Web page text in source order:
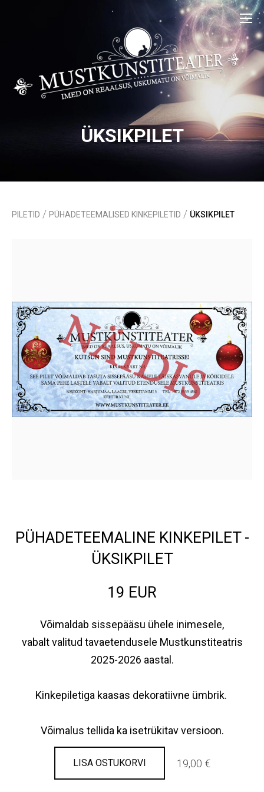
ÜKSIKPILET
PILETID / PÜHADETEEMALISED KINKEPILETID / ÜKSIKPILET
PÜHADETEEMALINE KINKEPILET -
ÜKSIKPILET
19 EUR
Võimaldab sissepääsu ühele inimesele,
vabalt valitud tavaetendusele Mustkunstiteatris
2025-2026 aastal.
Kinkepiletiga kaasas dekoratiivne ümbrik.
Võimalus tellida ka isetrükitav versioon.
LISA OSTUKORVI 19,00 €